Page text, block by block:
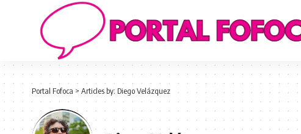
Portal Fofoca > Articles by: Diego Velázquez